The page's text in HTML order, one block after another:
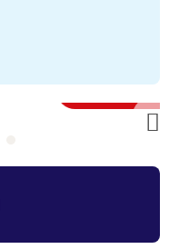
Deals zeigen